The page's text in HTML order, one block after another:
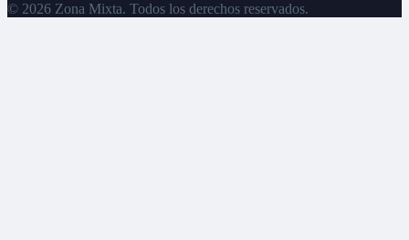
© 2026 Zona Mixta. Todos los derechos reservados.